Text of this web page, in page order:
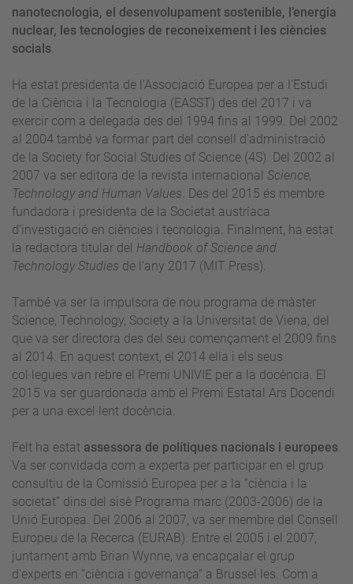
nanotecnologia, el desenvolupament sostenible, l’energia
nuclear, les tecnologies de reconeixement i les ciències
socials.
Ha estat presidenta de l’Associació Europea per a l’Estudi
de la Ciència i la Tecnologia (EASST) des del 2017 i va
exercir com a delegada des del 1994 fins al 1999. Del 2002
al 2004 també va formar part del consell d'administració
de la Society for Social Studies of Science (4S). Del 2002 al
2007 va ser editora de la revista internacional Science,
Technology and Human Values. Des del 2015 és membre
fundadora i presidenta de la Societat austríaca
d’investigació en ciències i tecnologia. Finalment, ha estat
la redactora titular del Handbook of Science and
Technology Studies de l’any 2017 (MIT Press).
També va ser la impulsora de nou programa de màster
Science, Technology, Society a la Universitat de Viena, del
que va ser directora des del seu començament el 2009 fins
al 2014. En aquest context, el 2014 ella i els seus
col·legues van rebre el Premi UNIVIE per a la docència. El
2015 va ser guardonada amb el Premi Estatal Ars Docendi
per a una excel·lent docència.
Felt ha estat assessora de polítiques nacionals i europees.
Va ser convidada com a experta per participar en el grup
consultiu de la Comissió Europea per a la “ciència i la
societat” dins del sisè Programa marc (2003-2006) de la
Unió Europea. Del 2006 al 2007, va ser membre del Consell
Europeu de la Recerca (EURAB). Entre el 2005 i el 2007,
juntament amb Brian Wynne, va encapçalar el grup
d'experts en “ciència i governança” a Brussel·les. Com a